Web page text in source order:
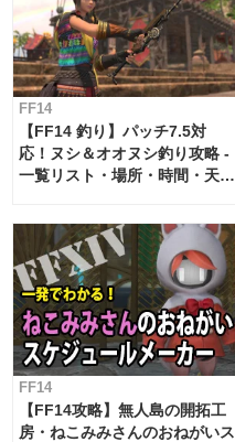
FF14
【FF14 釣り】パッチ7.5対
応！ヌシ＆オオヌシ釣り攻略 -
一覧リスト・場所・時間・天
FF14
【FF14攻略】無人島の開拓工
房・ねこみみさんのおねがいス